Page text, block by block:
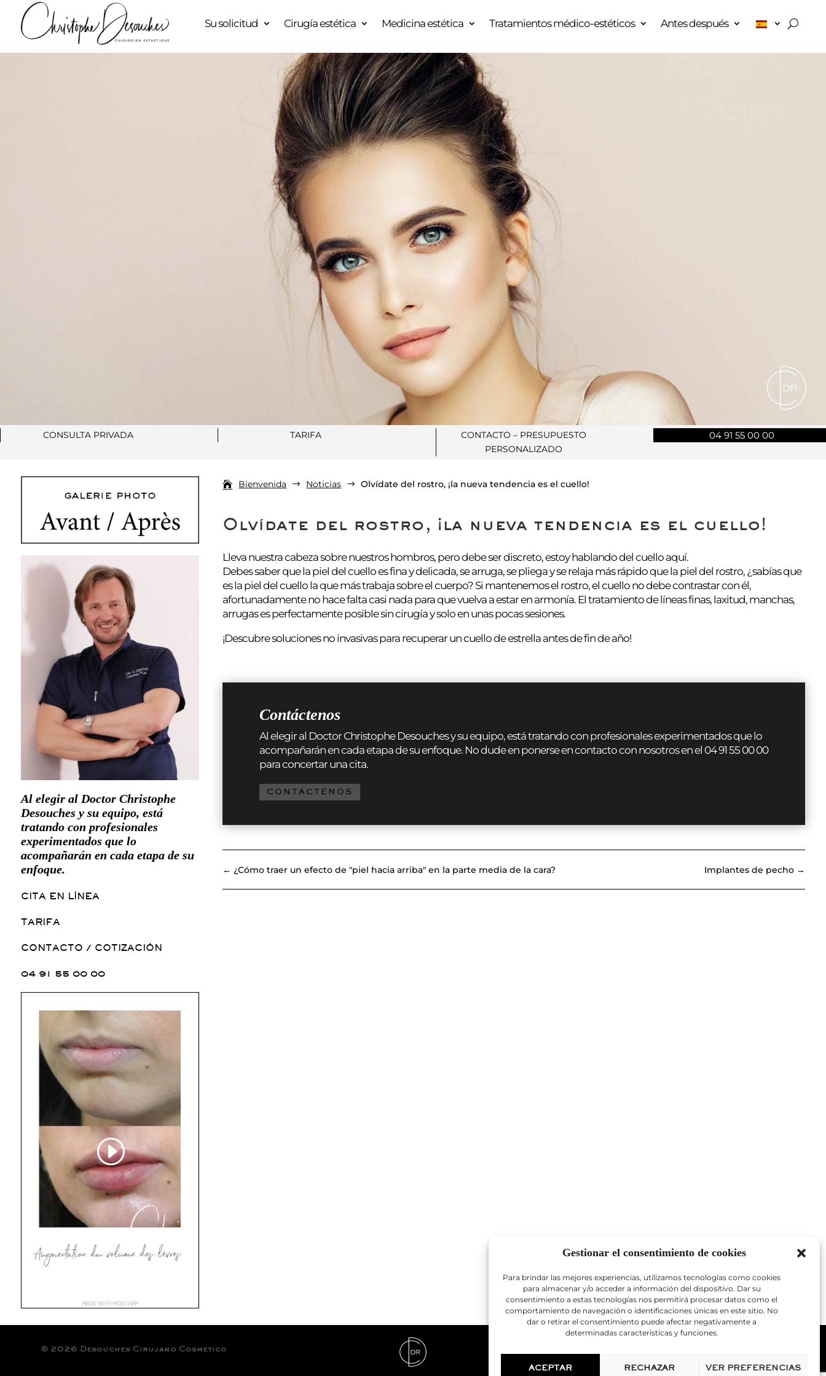
Gestionar el consentimiento de cookies
Para brindar las mejores experiencias, utilizamos tecnologías como cookies
para almacenar y/o acceder a información del dispositivo. Dar su
consentimiento a estas tecnologías nos permitirá procesar datos como el
comportamiento de navegación o identificaciones únicas en este sitio. No
dar o retirar el consentimiento puede afectar negativamente a
determinadas características y funciones.
ACEPTAR RECHAZAR VER PREFERENCIAS
Su solicitud Cirugía estética Medicina estética Tratamientos médico-estéticos Antes después
CONSULTA PRIVADA TARIFA
CONTACTO – PRESUPUESTO
PERSONALIZADO
04 91 55 00 00
Al elegir al Doctor Christophe
Desouches y su equipo, está
tratando con profesionales
experimentados que lo
acompañarán en cada etapa de su
enfoque.
CITA EN LÍNEA
TARIFA
CONTACTO / COTIZACIÓN
04 91 55 00 00
Bienvenida $ Noticias $ Olvídate del rostro, ¡la nueva tendencia es el cuello!
Olvídate del rostro, ¡la nueva tendencia es el cuello!
Lleva nuestra cabeza sobre nuestros hombros, pero debe ser discreto, estoy hablando del cuello aquí.
Debes saber que la piel del cuello es fina y delicada, se arruga, se pliega y se relaja más rápido que la piel del rostro, ¿sabías que
es la piel del cuello la que más trabaja sobre el cuerpo? Si mantenemos el rostro, el cuello no debe contrastar con él,
afortunadamente no hace falta casi nada para que vuelva a estar en armonía. El tratamiento de líneas finas, laxitud, manchas,
arrugas es perfectamente posible sin cirugía y solo en unas pocas sesiones.
¡Descubre soluciones no invasivas para recuperar un cuello de estrella antes de fin de año!
Contáctenos
Al elegir al Doctor Christophe Desouches y su equipo, está tratando con profesionales experimentados que lo
acompañarán en cada etapa de su enfoque. No dude en ponerse en contacto con nosotros en el 04 91 55 00 00
para concertar una cita.
CONTÁCTENOS
← ¿Cómo traer un efecto de "piel hacia arriba" en la parte media de la cara? Implantes de pecho →
© 2026 Desouches Cirujano Cosmético